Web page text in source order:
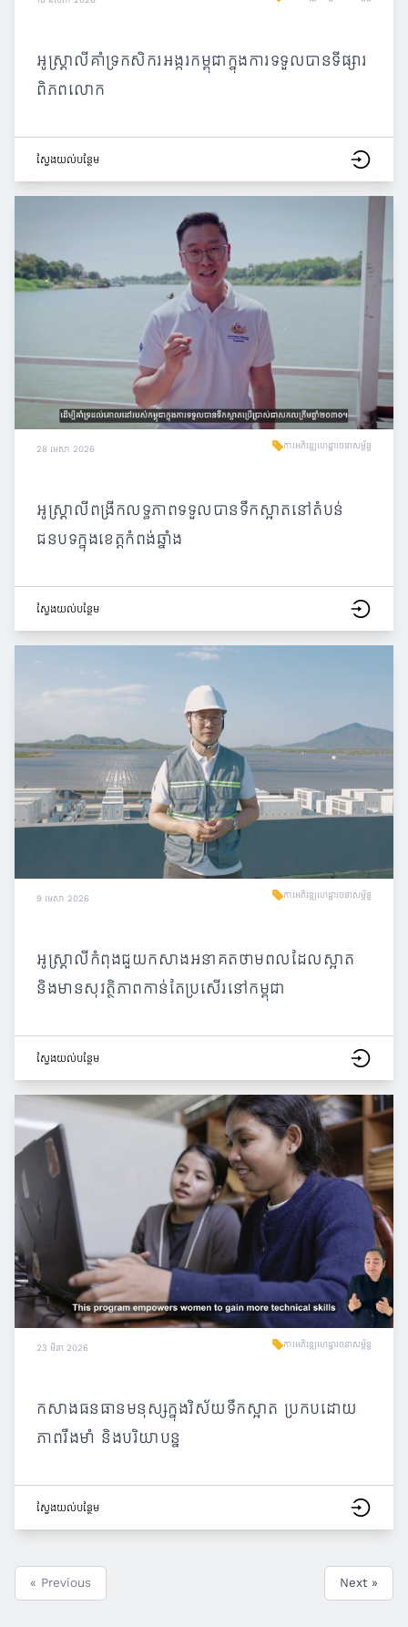
អូស្ត្រាលីគាំទ្រកសិករអង្ករកម្ពុជាក្នុងការទទួលបានទីផ្សារ
ពិភពលោក
ស្វែង​យល់​បន្ថែម
28 មេសា 2026 ការអភិវឌ្ឍហេដ្ឋារចនាសម្ព័ន្ធ
អូស្ត្រាលីពង្រីកលទ្ធភាពទទួលបានទឹកស្អាតនៅតំបន់
ជនបទក្នុងខេត្តកំពង់ឆ្នាំង
ស្វែង​យល់​បន្ថែម
9 មេសា 2026 ការអភិវឌ្ឍហេដ្ឋារចនាសម្ព័ន្ធ
អូស្ត្រាលីកំពុងជួយកសាងអនាគតថាមពលដែលស្អាត
និងមានសុវត្ថិភាពកាន់តែប្រសើរនៅកម្ពុជា
ស្វែង​យល់​បន្ថែម
23 មីនា 2026 ការអភិវឌ្ឍហេដ្ឋារចនាសម្ព័ន្ធ
កសាងធនធានមនុស្សក្នុងវិស័យទឹកស្អាត ប្រកបដោយ
ភាពរឹងមាំ និងបរិយាបន្ន
ស្វែង​យល់​បន្ថែម
« Previous Next »